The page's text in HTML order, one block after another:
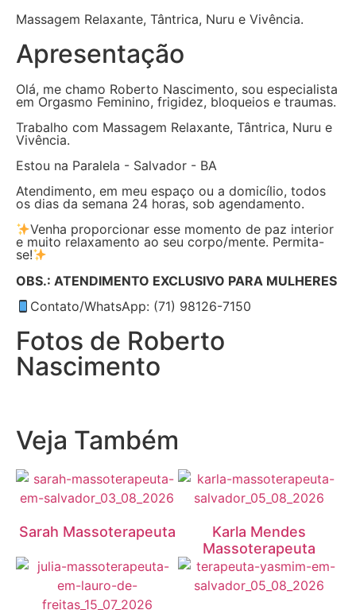
Massagem Relaxante, Tântrica, Nuru e Vivência.
Apresentação
Olá, me chamo Roberto Nascimento, sou especialista
em Orgasmo Feminino, frigidez, bloqueios e traumas.
Trabalho com Massagem Relaxante, Tântrica, Nuru e
Vivência.
Estou na Paralela - Salvador - BA
Atendimento, em meu espaço ou a domicílio, todos
os dias da semana 24 horas, sob agendamento.
Venha proporcionar esse momento de paz interior
e muito relaxamento ao seu corpo/mente. Permita-
se!
OBS.: ATENDIMENTO EXCLUSIVO PARA MULHERES
Contato/WhatsApp: (71) 98126-7150
Fotos de Roberto
Nascimento
Veja Também
Sarah Massoterapeuta
Karla Mendes
Massoterapeuta